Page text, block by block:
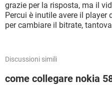
grazie per la risposta, ma il
Percui è inutile avere il player
per cambiare il bitrate,
Discussioni simili
come collegare nokia